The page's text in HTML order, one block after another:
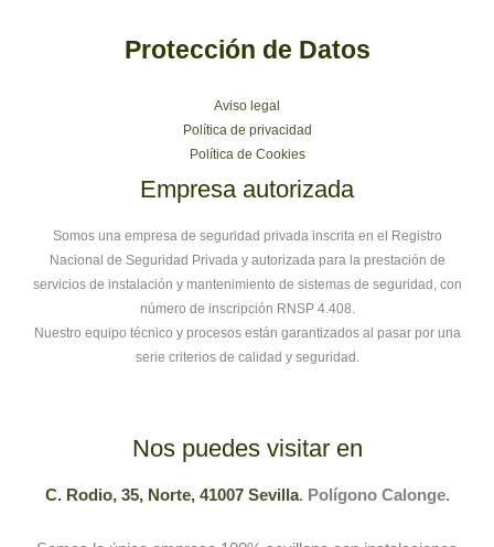
Protección de Datos
Aviso legal
Política de privacidad
Política de Cookies
Empresa autorizada
Somos una empresa de seguridad privada inscrita en el Registro
Nacional de Seguridad Privada y autorizada para la prestación de
servicios de instalación y mantenimiento de sistemas de seguridad, con
número de inscripción RNSP 4.408.
Nuestro equipo técnico y procesos están garantizados al pasar por una
serie criterios de calidad y seguridad.
Nos puedes visitar en
C. Rodio, 35, Norte, 41007 Sevilla. Polígono Calonge.